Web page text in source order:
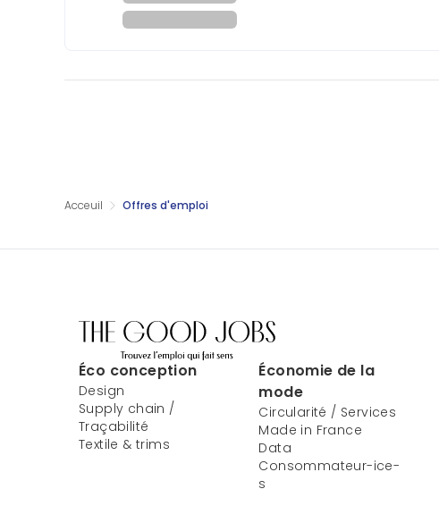
Acceuil Offres d'emploi
Éco conception
Design
Supply chain /
Traçabilité
Textile & trims
Économie de la
mode
Circularité / Services
Made in France
Data
Consommateur-ice-
s